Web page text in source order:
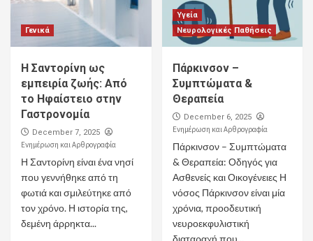
Γενικά
Η Σαντορίνη ως
εμπειρία ζωής: Από
το Ηφαίστειο στην
Γαστρονομία
December 7, 2025
Ενημέρωση και Αρθρογραφία
Η Σαντορίνη είναι ένα νησί
που γεννήθηκε από τη
φωτιά και σμιλεύτηκε από
τον χρόνο. Η ιστορία της,
δεμένη άρρηκτα...
Υγεία
Νευρολογικές Παθήσεις
Πάρκινσον –
Συμπτώματα &
Θεραπεία
December 6, 2025
Ενημέρωση και Αρθρογραφία
Πάρκινσον – Συμπτώματα
& Θεραπεία: Οδηγός για
Ασθενείς και Οικογένειες Η
νόσος Πάρκινσον είναι μία
χρόνια, προοδευτική
νευροεκφυλιστική
διαταραχή που...